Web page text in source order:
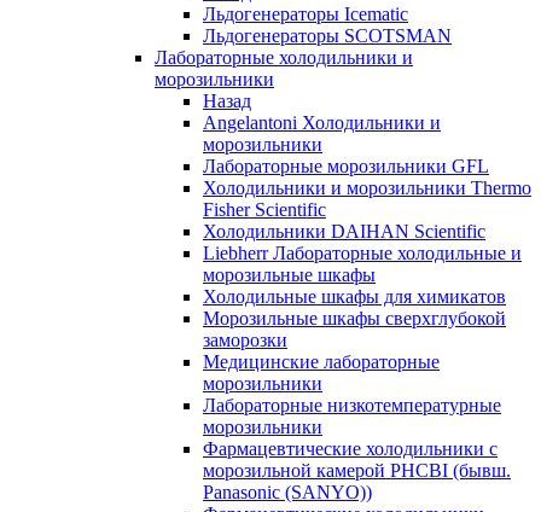
Льдогенераторы Icematic
Льдогенераторы SCOTSMAN
Лабораторные холодильники и
морозильники
Назад
Angelantoni Холодильники и
морозильники
Лабораторные морозильники GFL
Холодильники и морозильники Thermo
Fisher Scientific
Холодильники DAIHAN Scientific
Liebherr Лабораторные холодильные и
морозильные шкафы
Холодильные шкафы для химикатов
Морозильные шкафы сверхглубокой
заморозки
Медицинские лабораторные
морозильники
Лабораторные низкотемпературные
морозильники
Фармацевтические холодильники с
морозильной камерой PHCBI (бывш.
Panasonic (SANYO))